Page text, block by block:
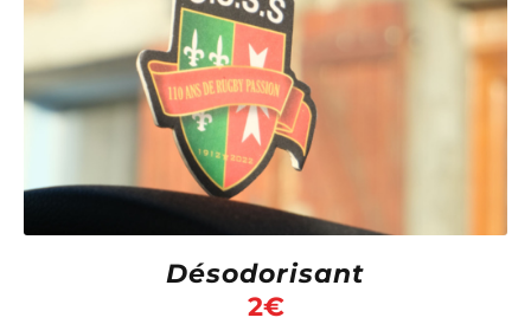
Désodorisant
2€